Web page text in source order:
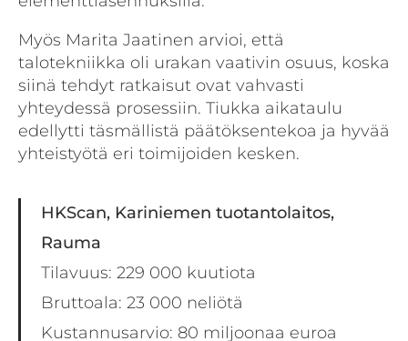
Myös Marita Jaatinen arvioi, että
talotekniikka oli urakan vaativin osuus, koska
siinä tehdyt ratkaisut ovat vahvasti
yhteydessä prosessiin. Tiukka aikataulu
edellytti täsmällistä päätöksentekoa ja hyvää
yhteistyötä eri toimijoiden kesken.
HKScan, Kariniemen tuotantolaitos,
Rauma
Tilavuus: 229 000 kuutiota
Bruttoala: 23 000 neliötä
Kustannusarvio: 80 miljoonaa euroa